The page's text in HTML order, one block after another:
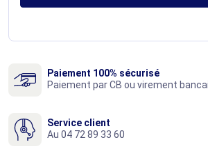
Paiement 100% sécurisé
Paiement par CB ou virement
Service client
Au 04 72 89 33 60